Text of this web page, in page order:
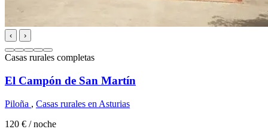
‹ ›
Casas rurales completas
El Campón de San Martín
Piloña , Casas rurales en Asturias
120 € / noche